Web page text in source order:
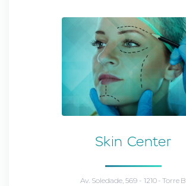
Skin Center
Av. Soledade, 569 - 1210 - Torre B